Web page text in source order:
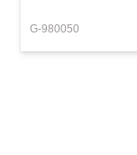
G-980050